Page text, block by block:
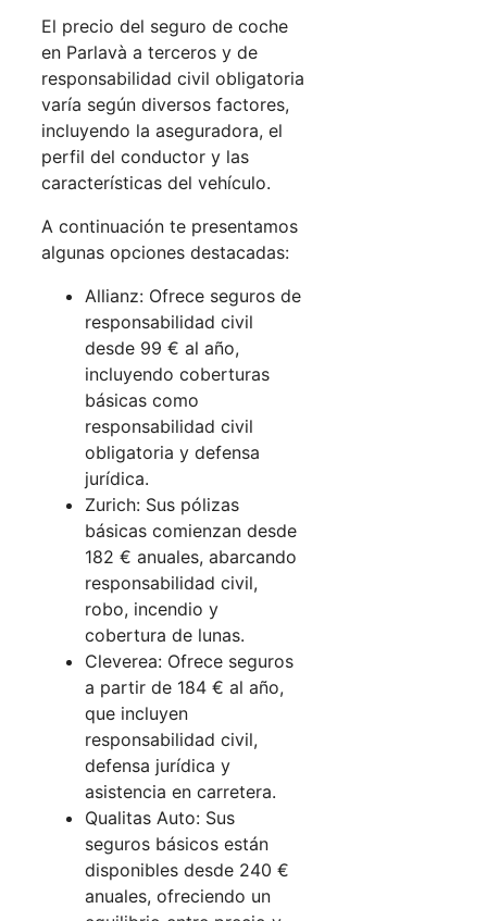
El precio del seguro de coche
en Parlavà a terceros y de
responsabilidad civil obligatoria
varía según diversos factores,
incluyendo la aseguradora, el
perfil del conductor y las
características del vehículo.
A continuación te presentamos
algunas opciones destacadas:
Allianz: Ofrece seguros de
responsabilidad civil
desde 99 € al año,
incluyendo coberturas
básicas como
responsabilidad civil
obligatoria y defensa
jurídica.
Zurich: Sus pólizas
básicas comienzan desde
182 € anuales, abarcando
responsabilidad civil,
robo, incendio y
cobertura de lunas.
Cleverea: Ofrece seguros
a partir de 184 € al año,
que incluyen
responsabilidad civil,
defensa jurídica y
asistencia en carretera.
Qualitas Auto: Sus
seguros básicos están
disponibles desde 240 €
anuales, ofreciendo un